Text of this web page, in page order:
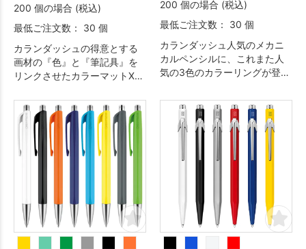
200 個の場合 (税込)
最低ご注文数： 30 個
カランダッシュの得意とする
画材の『色』と『筆記具』を
リンクさせたカラーマットXシ
200 個の場合 (税込)
最低ご注文数： 30 個
カランダッシュ人気のメカニ
カルペンシルに、これまた人
気の3色のカラーリングが登場